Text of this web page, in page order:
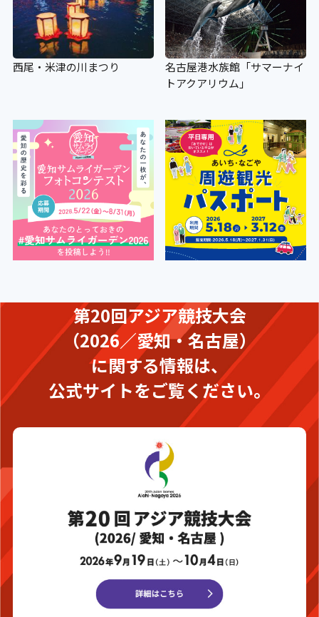
西尾・米津の川まつり
名古屋港水族館「サマーナイ
トアクアリウム」
第20回アジア競技大会
（2026／愛知・名古屋）
に関する情報は、
公式サイトをご覧ください。